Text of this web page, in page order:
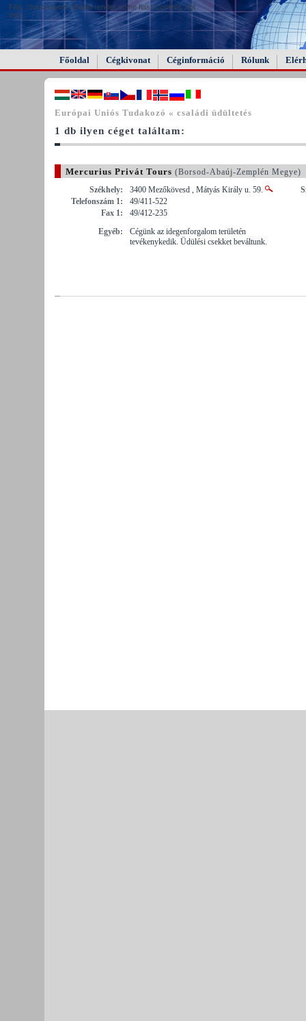
FAIL (the browser should render some flash content, not
this).
Főoldal Cégkivonat Céginformáció Rólunk
Európai Uniós Tudakozó « családi üdültetés
1 db ilyen céget találtam:
Mercurius Privát Tours (Borsod-Abaúj-Zemplén Megye)
Székhely:
3400 Mezőkövesd , Mátyás Király u. 59.
Telefonszám 1:
49/411-522
Fax 1:
49/412-235
Egyéb:
Cégünk az idegenforgalom területén
tevékenykedik. Üdülési csekket beváltunk.